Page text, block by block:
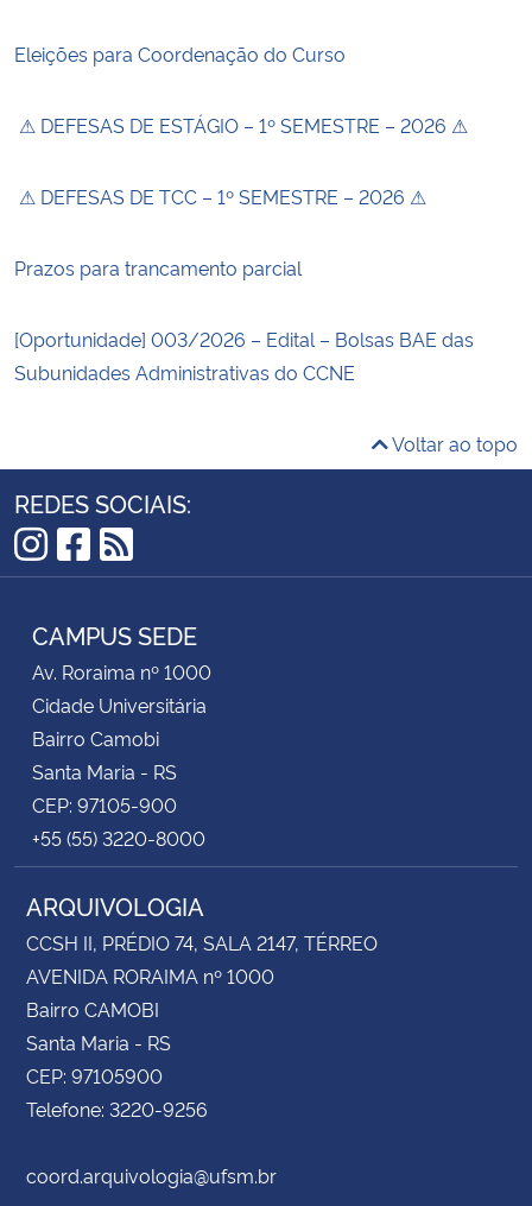
Eleições para Coordenação do Curso
⚠ DEFESAS DE ESTÁGIO – 1º SEMESTRE – 2026 ⚠
⚠ DEFESAS DE TCC – 1º SEMESTRE – 2026 ⚠
Prazos para trancamento parcial
[Oportunidade] 003/2026 – Edital – Bolsas BAE das
Subunidades Administrativas do CCNE
Voltar ao topo
REDES SOCIAIS:
Instagram
Facebook
RSS
CAMPUS SEDE
Av. Roraima nº 1000
Cidade Universitária
Bairro Camobi
Santa Maria - RS
CEP: 97105-900
+55 (55) 3220-8000
ARQUIVOLOGIA
CCSH II, PRÉDIO 74, SALA 2147, TÉRREO
AVENIDA RORAIMA nº 1000
Bairro CAMOBI
Santa Maria - RS
CEP: 97105900
Telefone: 3220-9256
coord.arquivologia@ufsm.br